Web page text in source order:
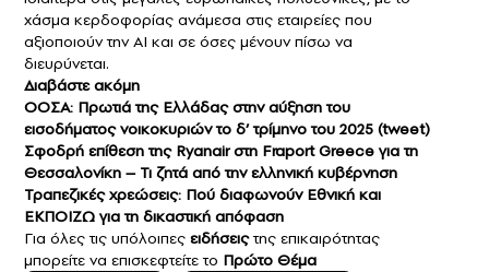
χάσμα κερδοφορίας ανάμεσα στις εταιρείες που
αξιοποιούν την AI και σε όσες μένουν πίσω να
διευρύνεται.
Διαβάστε ακόμη
ΟΟΣΑ: Πρωτιά της Ελλάδας στην αύξηση του
εισοδήματος νοικοκυριών το δ’ τρίμηνο του 2025 (tweet)
Σφοδρή επίθεση της Ryanair στη Fraport Greece για τη
Θεσσαλονίκη – Τι ζητά από την ελληνική κυβέρνηση
Τραπεζικές χρεώσεις: Πού διαφωνούν Εθνική και
ΕΚΠΟΙΖΩ για τη δικαστική απόφαση
Για όλες τις υπόλοιπες ειδήσειςτης επικαιρότητας
μπορείτε να επισκεφτείτε το Πρώτο Θέμα